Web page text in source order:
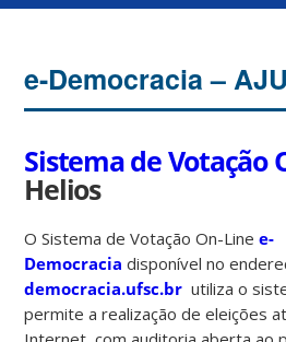
e-Democracia –
Sistema de Votação
Helios
O Sistema de Votação On-Line e-
Democracia disponível no
democracia.ufsc.br utiliza o
permite a realização de eleições